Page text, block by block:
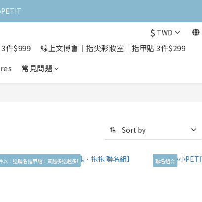
$ TWD
件$999
線上文博會｜指尖彩妝室｜指甲貼 3件$299
常見問題
Sort by
以上送聯名指甲貼，買越多送越多! 聯名組合